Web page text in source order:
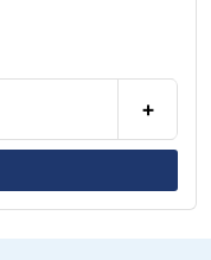
+